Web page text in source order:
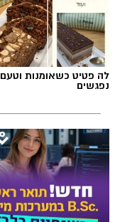
לה פטיט כשאומנות וטעם
נפגשים